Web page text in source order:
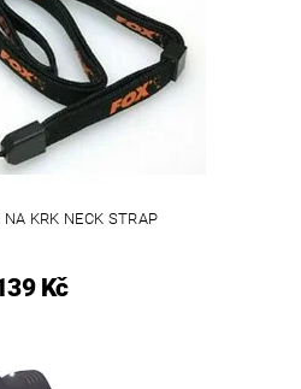
KRK NECK STRAP
Kč